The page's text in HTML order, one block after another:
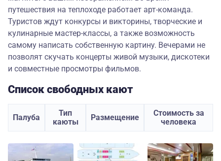
путешествия на теплоходе работает арт-команда.
Туристов ждут конкурсы и викторины, творческие и
кулинарные мастер-классы, а также возможность
самому написать собственную картину. Вечерами не
позволят скучать концерты живой музыки, дискотеки
и совместные просмотры фильмов.
Список свободных кают
Палуба
Тип
каюты
Размещение
Стоимость за
человека